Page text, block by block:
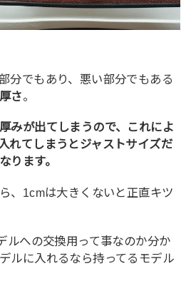
分でもあり、悪い部分でもある
さ。
みが出てしまうので、これによ
れてしまうとジャストサイズだ
ります。
、1cmは大きくないと正直キツ
ルへの交換用って事なのか分か
ルに入れるなら持ってるモデル